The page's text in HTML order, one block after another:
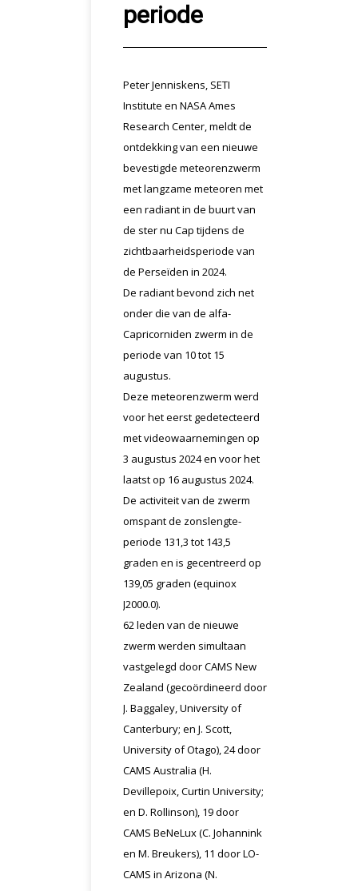
periode
Peter Jenniskens, SETI
Institute en NASA Ames
Research Center, meldt de
ontdekking van een nieuwe
bevestigde meteorenzwerm
met langzame meteoren met
een radiant in de buurt van
de ster nu Cap tijdens de
zichtbaarheidsperiode van
de Perseïden in 2024.
De radiant bevond zich net
onder die van de alfa-
Capricorniden zwerm in de
periode van 10 tot 15
augustus.
Deze meteorenzwerm werd
voor het eerst gedetecteerd
met videowaarnemingen op
3 augustus 2024 en voor het
laatst op 16 augustus 2024.
De activiteit van de zwerm
omspant de zonslengte-
periode 131,3 tot 143,5
graden en is gecentreerd op
139,05 graden (equinox
J2000.0).
62 leden van de nieuwe
zwerm werden simultaan
vastgelegd door CAMS New
Zealand (gecoördineerd door
J. Baggaley, University of
Canterbury; en J. Scott,
University of Otago), 24 door
CAMS Australia (H.
Devillepoix, Curtin University;
en D. Rollinson), 19 door
CAMS BeNeLux (C. Johannink
en M. Breukers), 11 door LO-
CAMS in Arizona (N.